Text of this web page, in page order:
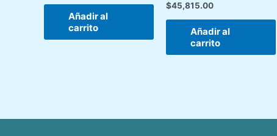
Añadir al
carrito
$45,815.00
Añadir al
carrito